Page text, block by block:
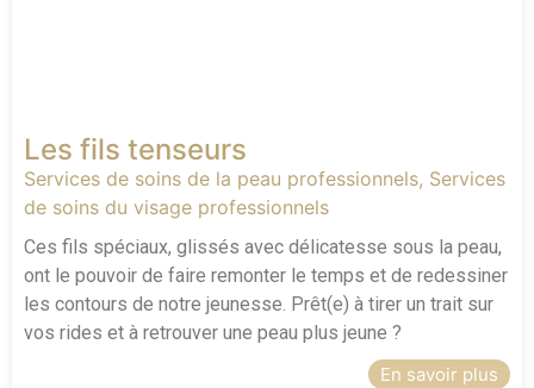
Les fils tenseurs
Services de soins de la peau professionnels, Services
de soins du visage professionnels
Ces fils spéciaux, glissés avec délicatesse sous la peau,
ont le pouvoir de faire remonter le temps et de redessiner
les contours de notre jeunesse. Prêt(e) à tirer un trait sur
vos rides et à retrouver une peau plus jeune ?
En savoir plus